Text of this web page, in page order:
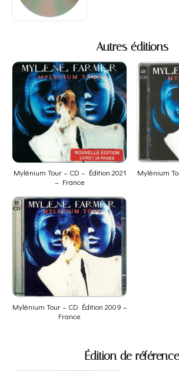
Autres éditions
Mylènium Tour – CD – Édition 2021
– France
Mylènium
Mylènium Tour – CD Édition 2009 –
France
Édition de référence